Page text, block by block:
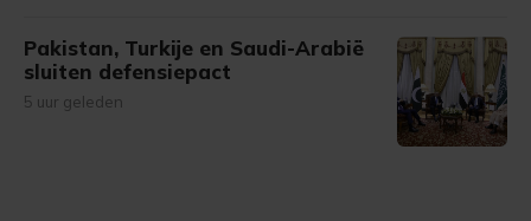
Pakistan, Turkije en Saudi-Arabië
sluiten defensiepact
5 uur geleden